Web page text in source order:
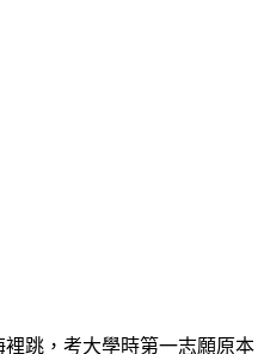
費醫師招考，侯武忠認為他